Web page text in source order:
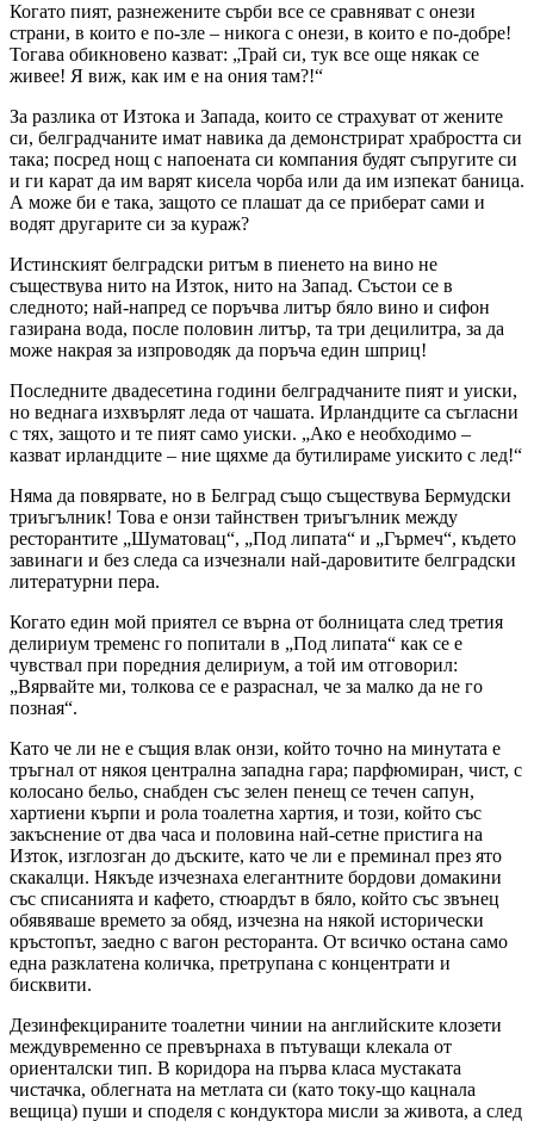
Когато пият, разнежените сърби все се сравняват с онези
страни, в които е по-зле – никога с онези, в които е по-добре!
Тогава обикновено казват: „Трай си, тук все още някак се
живее! Я виж, как им е на ония там?!“
За разлика от Изтока и Запада, които се страхуват от жените
си, белградчаните имат навика да демонстрират храбростта си
така; посред нощ с напоената си компания будят съпругите си
и ги карат да им варят кисела чорба или да им изпекат баница.
А може би е така, защото се плашат да се приберат сами и
водят другарите си за кураж?
Истинският белградски ритъм в пиенето на вино не
съществува нито на Изток, нито на Запад. Състои се в
следното; най-напред се поръчва литър бяло вино и сифон
газирана вода, после половин литър, та три децилитра, за да
може накрая за изпроводяк да поръча един шприц!
Последните двадесетина години белградчаните пият и уиски,
но веднага изхвърлят леда от чашата. Ирландците са съгласни
с тях, защото и те пият само уиски. „Ако е необходимо –
казват ирландците – ние щяхме да бутилираме уискито с лед!“
Няма да повярвате, но в Белград също съществува Бермудски
триъгълник! Това е онзи тайнствен триъгълник между
ресторантите „Шуматовац“, „Под липата“ и „Гърмеч“, където
завинаги и без следа са изчезнали най-даровитите белградски
литературни пера.
Когато един мой приятел се върна от болницата след третия
делириум тременс го попитали в „Под липата“ как се е
чувствал при поредния делириум, а той им отговорил:
„Вярвайте ми, толкова се е разраснал, че за малко да не го
позная“.
Като че ли не е същия влак онзи, който точно на минутата е
тръгнал от някоя централна западна гара; парфюмиран, чист, с
колосано бельо, снабден със зелен пенещ се течен сапун,
хартиени кърпи и рола тоалетна хартия, и този, който със
закъснение от два часа и половина най-сетне пристига на
Изток, изглозган до дъските, като че ли е преминал през ято
скакалци. Някъде изчезнаха елегантните бордови домакини
със списанията и кафето, стюардът в бяло, който със звънец
обявяваше времето за обяд, изчезна на някой исторически
кръстопът, заедно с вагон ресторанта. От всичко остана само
една разклатена количка, претрупана с концентрати и
бисквити.
Дезинфекцираните тоалетни чинии на английските клозети
междувременно се превърнаха в пътуващи клекала от
ориенталски тип. В коридора на първа класа мустаката
чистачка, облегната на метлата си (като току-що кацнала
вещица) пуши и споделя с кондуктора мисли за живота, а след